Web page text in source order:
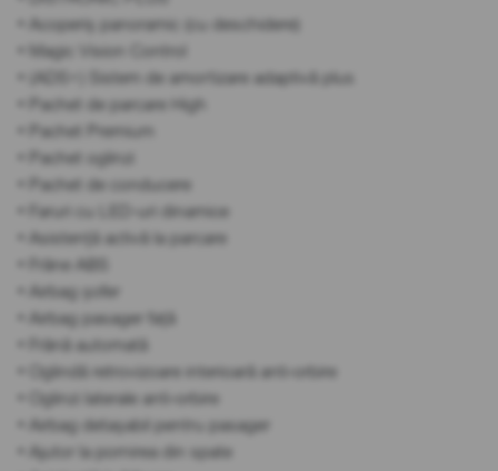
• Acoperiș panoramic (cu deschidere)
• Magic Vision Control
• (ADS+) Sistem de amortizare adaptivă plus
• Pachet de parcare High
• Pachet Premium
• Pachet oglinzi
• Pachet de conducere
• Faruri cu LED-uri dinamice
• Asistență activă la parcare
• Frâne ABS
• Airbag șofer
• Airbag pasager față
• Frână automată
• Oglindă retrovizoare interioară anti-orbire
• Oglinzi laterale anti-orbire
• Airbag detașabil pentru pasager
• Ajutor la pornirea din spate